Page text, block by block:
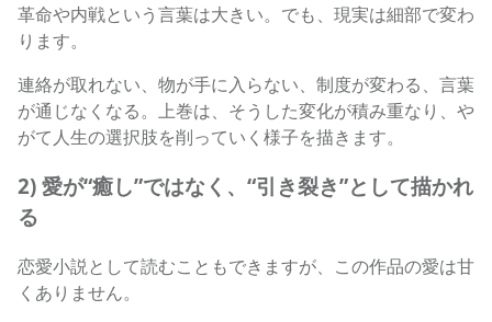
革命や内戦という言葉は大きい。でも、現実は細部で変わ
ります。
連絡が取れない、物が手に入らない、制度が変わる、言葉
が通じなくなる。上巻は、そうした変化が積み重なり、や
がて人生の選択肢を削っていく様子を描きます。
2) 愛が“癒し”ではなく、“引き裂き”として描かれ
る
恋愛小説として読むこともできますが、この作品の愛は甘
くありません。